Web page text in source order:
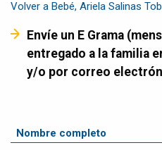
Volver a Bebé, Ariela Salinas
Envíe un E Grama (mensaje de pésame) que será
entregado a la familia
y/o por correo